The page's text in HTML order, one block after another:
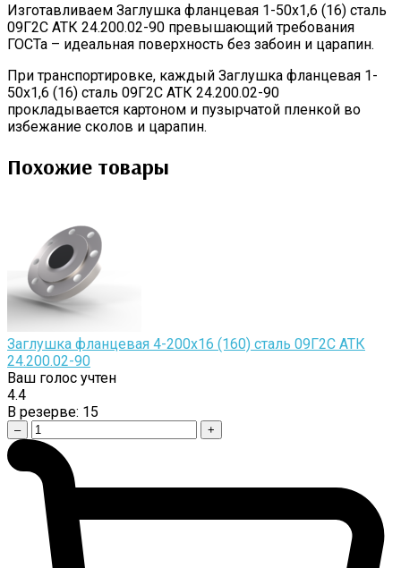
Изготавливаем Заглушка фланцевая 1-50х1,6 (16) сталь
09Г2С АТК 24.200.02-90 превышающий требования
ГОСТа – идеальная поверхность без забоин и царапин.
При транспортировке, каждый Заглушка фланцевая 1-
50х1,6 (16) сталь 09Г2С АТК 24.200.02-90
прокладывается картоном и пузырчатой пленкой во
избежание сколов и царапин.
Похожие товары
Заглушка фланцевая 4-200х16 (160) сталь 09Г2С АТК
24.200.02-90
Ваш голос учтен
4.4
В резерве: 15
– +